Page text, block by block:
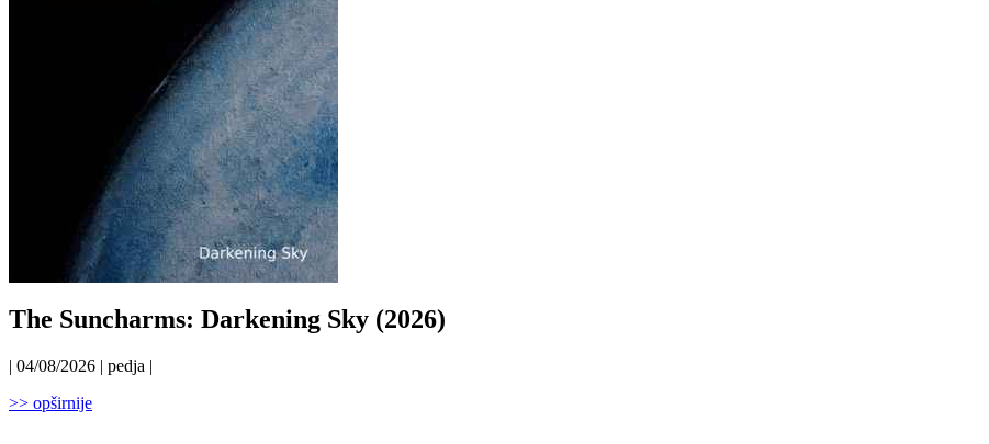
The Suncharms: Darkening Sky (2026)
| 04/08/2026 | pedja |
>> opširnije